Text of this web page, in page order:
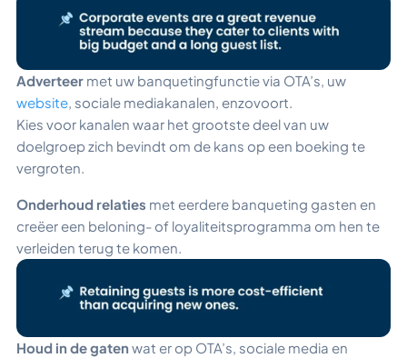
Adverteer met uw banquetingfunctie via OTA’s, uw
website, sociale mediakanalen, enzovoort.
Kies voor kanalen waar het grootste deel van uw
doelgroep zich bevindt om de kans op een boeking te
vergroten.
Onderhoud relaties met eerdere banqueting gasten en
creëer een beloning- of loyaliteitsprogramma om hen te
verleiden terug te komen.
Houd in de gaten wat er op OTA’s, sociale media en